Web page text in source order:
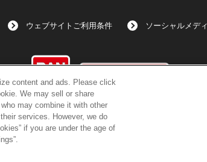
ウェブサイトご利用条件 ソーシャルメデ
コピーライト一覧を表示する
content and ads. Please click
We may sell or share
may combine it with other
services. However, we do
if you are under the age of